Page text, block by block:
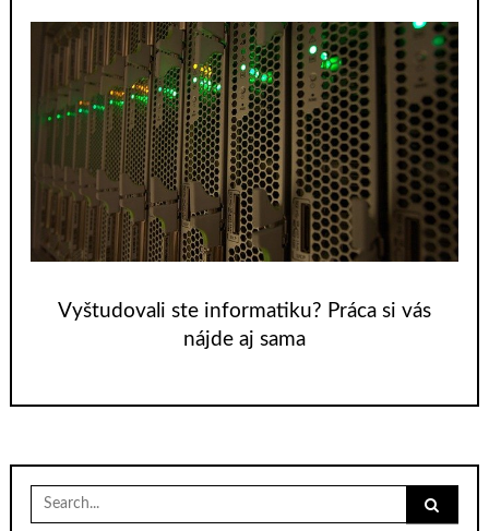
Vyštudovali ste informatiku? Práca si vás
nájde aj sama
Search
for: